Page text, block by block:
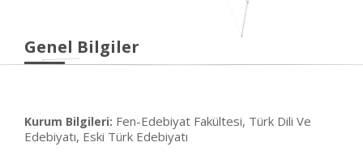
Genel Bilgiler
Kurum Bilgileri: Fen-Edebiyat Fakültesi, Türk Dili Ve
Edebiyatı, Eski Türk Edebiyatı